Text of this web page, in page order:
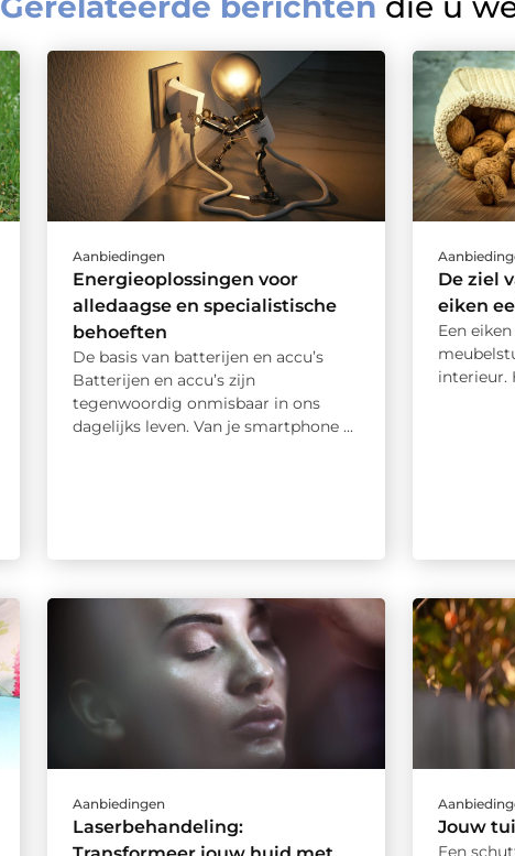
Aanbiedingen
Energieoplossingen voor
alledaagse en specialistische
behoeften
De basis van batterijen en accu’s
Batterijen en accu’s zijn
tegenwoordig onmisbaar in ons
dagelijks leven. Van je smartphone ...
De ziel
eiken
Een
interieur.
Aanbiedingen
Laserbehandeling:
Jouw
Een